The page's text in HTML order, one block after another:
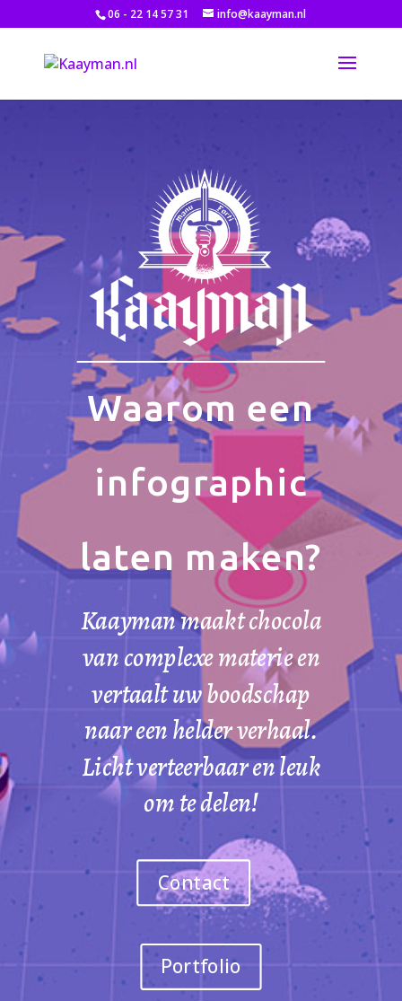
06 - 22 14 57 31 info@kaayman.nl
Waarom een
infographic
laten maken?
Kaayman maakt chocola
van complexe materie en
vertaalt uw boodschap
naar een helder verhaal.
Licht verteerbaar en leuk
om te delen!
Contact
Portfolio